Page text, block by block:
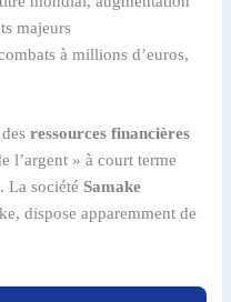
majeurs
à millions d’euros,
desressources financières
l’argent » à court terme
La sociétéSamake
dispose apparemment de